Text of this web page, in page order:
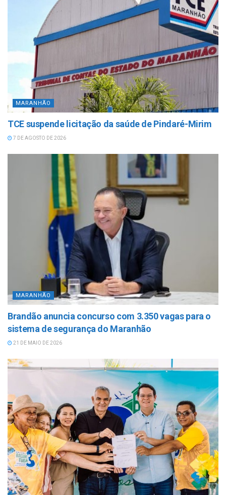
MARANHÃO
TCE suspende licitação da saúde de Pindaré-Mirim
7 DE AGOSTO DE 2026
MARANHÃO
Brandão anuncia concurso com 3.350 vagas para o
sistema de segurança do Maranhão
21 DE MAIO DE 2026